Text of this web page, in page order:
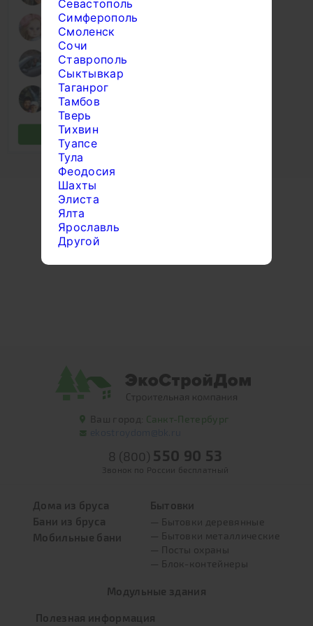
Санкт-Петербург
8 (800) 550 90 53
Звонок по России бесплатный
Дома из бруса
Бани из бруса
Мобильные бани
Бытовки
— Бытовки деревянные
— Бытовки металлические
— Посты охраны
— Блок-контейнеры
Модульные здания
Полезная информация
Севастополь
Симферополь
Смоленск
Сочи
Ставрополь
Сыктывкар
Таганрог
Тамбов
Тверь
Тихвин
Туапсе
Тула
Феодосия
Шахты
Элиста
Ялта
Ярославль
Другой